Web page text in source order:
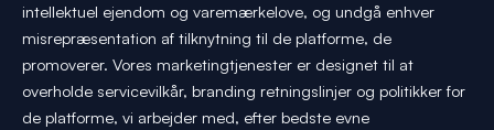
intellektuel ejendom og varemærkelove, og undgå enhver
misrepræsentation af tilknytning til de platforme, de
promoverer. Vores marketingtjenester er designet til at
overholde servicevilkår, branding retningslinjer og politikker for
de platforme, vi arbejder med, efter bedste evne